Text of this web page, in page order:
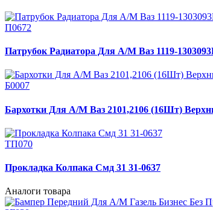
П0672
Патрубок Радиатора Для А/М Ваз 1119-
Б0007
Бархотки Для А/М Ваз 2101,2106 (16Шт)
ТП070
Прокладка Колпака Смд 31 31-0637
Аналоги товара